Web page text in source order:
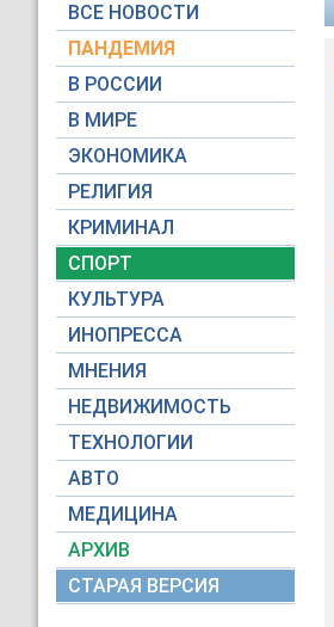
ВСЕ НОВОСТИ
ПАНДЕМИЯ
В РОССИИ
В МИРЕ
ЭКОНОМИКА
РЕЛИГИЯ
КРИМИНАЛ
СПОРТ
КУЛЬТУРА
ИНОПРЕССА
МНЕНИЯ
НЕДВИЖИМОСТЬ
ТЕХНОЛОГИИ
АВТО
МЕДИЦИНА
АРХИВ
СТАРАЯ ВЕРСИЯ